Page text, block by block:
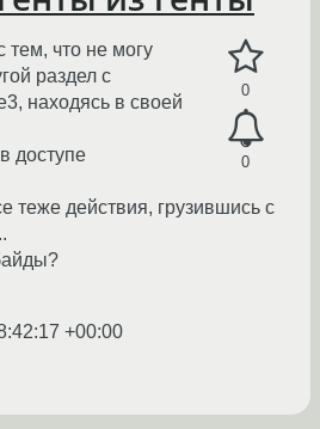
0
0
тем, что не могу
раздел с
находясь в своей
доступе
теже действия, грузившись с
+00:00